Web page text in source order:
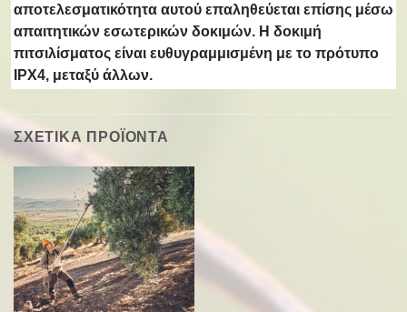
αποτελεσματικότητα αυτού επαληθεύεται επίσης μέσω
απαιτητικών εσωτερικών δοκιμών. Η δοκιμή
πιτσιλίσματος είναι ευθυγραμμισμένη με το πρότυπο
IPX4, μεταξύ άλλων.
ΣΧΕΤΙΚΑ ΠΡΟΪΟΝΤΑ